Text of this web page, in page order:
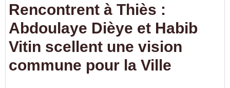
Rencontrent à Thiès :
Abdoulaye Dièye et Habib
Vitin scellent une vision
commune pour la Ville